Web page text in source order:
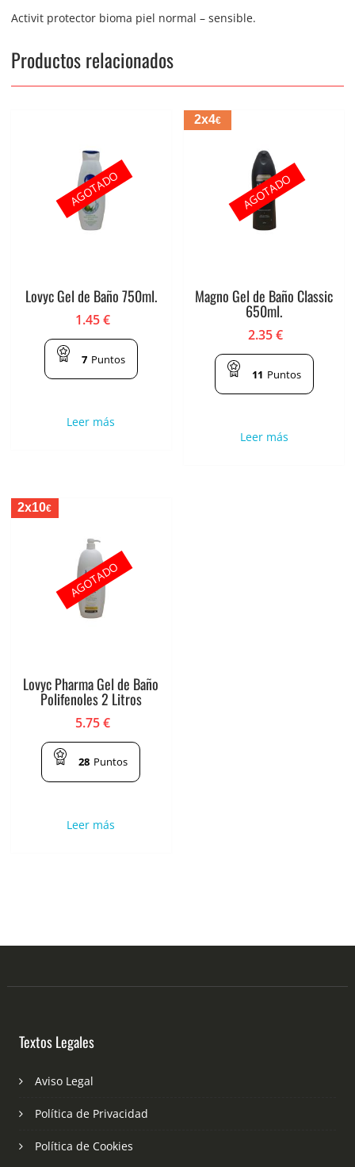
Activit protector bioma piel normal – sensible.
Productos relacionados
Lovyc Gel de Baño 750ml.
1.45€
7 Puntos
Leer más
AGOTADO
2x4€
Magno Gel de Baño Classic
650ml.
2.35€
11 Puntos
Leer más
AGOTADO
2x10€
Lovyc Pharma Gel de Baño
Polifenoles 2 Litros
5.75€
28 Puntos
Leer más
AGOTADO
Textos Legales
Aviso Legal
Política de Privacidad
Política de Cookies